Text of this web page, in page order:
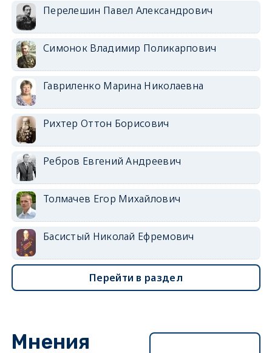
Перелешин Павел Александрович
Симонок Владимир Поликарпович
Гавриленко Марина Николаевна
Рихтер Оттон Борисович
Ребров Евгений Андреевич
Толмачев Егор Михайлович
Басистый Николай Ефремович
Перейти в раздел
Мнения